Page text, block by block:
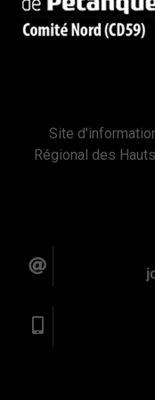
Site
Régional des